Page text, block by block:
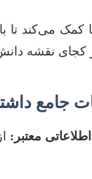
کمک می‌کند
نقشه دانش
جامع
معتبر: